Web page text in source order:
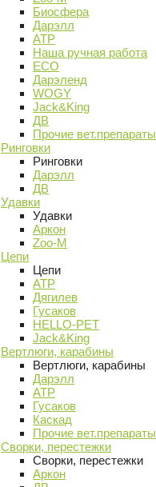
Биосфера
Дарэлл
АТР
Наша ручная работа
ECO
Дарэленд
WOGY
Jack&King
ДВ
Прочие вет.препараты
Ринговки
Ринговки
Дарэлл
ДВ
Удавки
Удавки
Аркон
Zoo-M
Цепи
Цепи
АТР
Дягилев
Гусаков
HELLO-PET
Jack&King
Вертлюги, карабины
Вертлюги, карабины
Дарэлл
АТР
Гусаков
Каскад
Прочие вет.препараты
Сворки, перестежки
Сворки, перестежки
Аркон